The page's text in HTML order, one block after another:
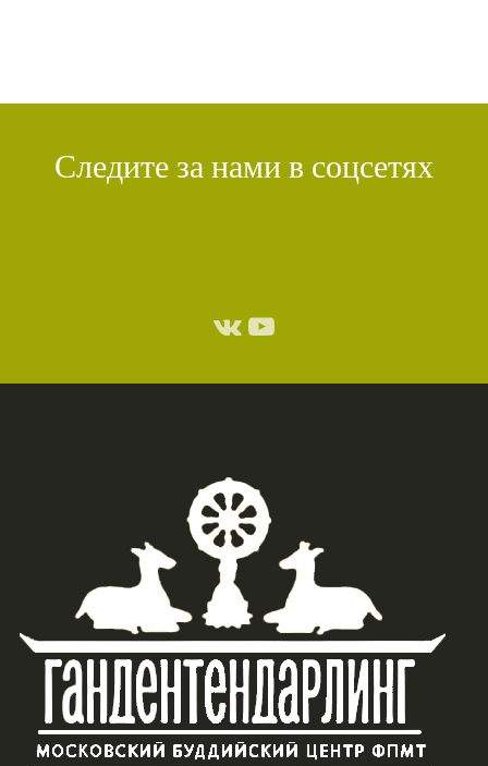
Следите за нами в соцсетях